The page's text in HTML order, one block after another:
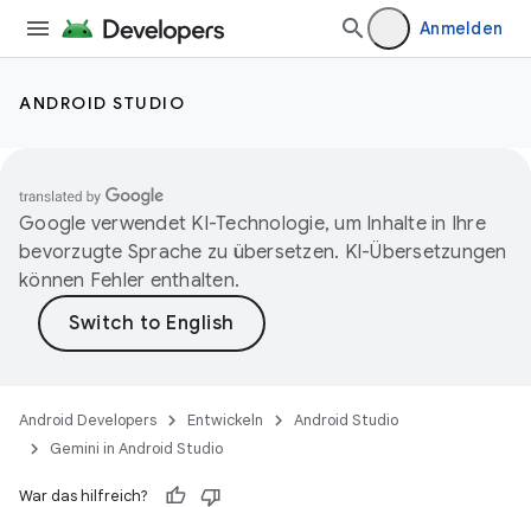
Anmelden
ANDROID STUDIO
Google verwendet KI-Technologie, um Inhalte in Ihre
bevorzugte Sprache zu übersetzen. KI-Übersetzungen
können Fehler enthalten.
Android Developers Entwickeln
Android Studio
Gemini in Android Studio
War das hilfreich?